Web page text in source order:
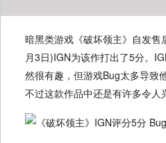
暗黑类游戏《破坏领主》自发售
月3日)IGN为该作打出了5分。
然很有趣，但游戏Bug太多导致
不过这款作品中还是有许多令人